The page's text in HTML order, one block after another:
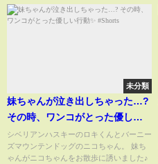
未分類
妹ちゃんが泣き出しちゃった…?
その時、ワンコがとった優しい
行動✨ #Shorts
シベリアンハスキーのロキくんとバーニー
ズマウンテンドッグのニコちゃん。 妹ち
ゃんがニコちゃんをお散歩に誘いました♪